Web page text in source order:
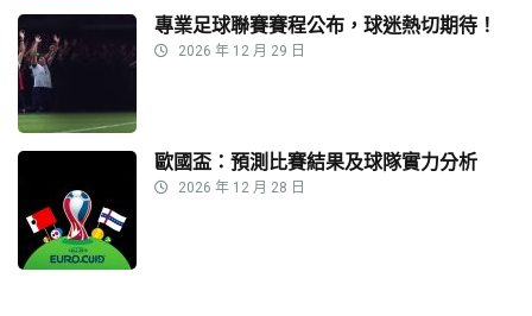
專業足球聯賽賽程公布，球迷熱切期待！
2026 年 12 月 29 日
歐國盃：預測比賽結果及球隊實力分析
2026 年 12 月 28 日